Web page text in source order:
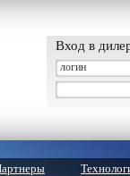
Вход в